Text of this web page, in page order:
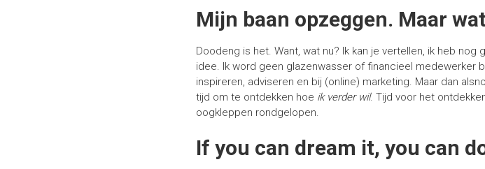
Mijn baan opzeggen. Maar
Doodeng is het. Want, wat nu? Ik kan je vertellen, ik heb
idee. Ik word geen glazenwasser of financieel medewerker
inspireren, adviseren en bij (online) marketing. Maar dan
tijd om te ontdekken hoe ik verder wil. Tijd voor het
oogkleppen rondgelopen.
If you can dream it, you can